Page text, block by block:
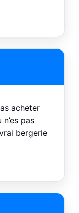
acheter
pas
bergerie